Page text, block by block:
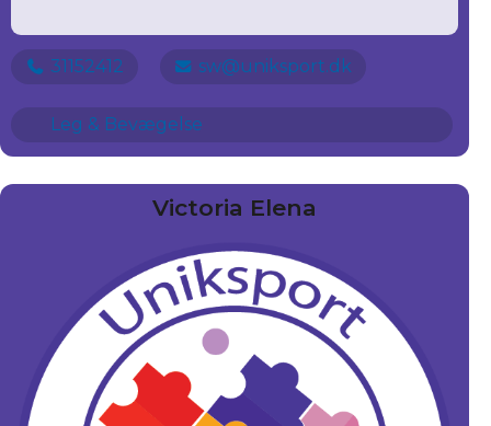
31152412 sw@uniksport.dk
Leg & Bevægelse
Victoria Elena